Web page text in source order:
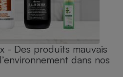
- Des produits mauvais
dans nos